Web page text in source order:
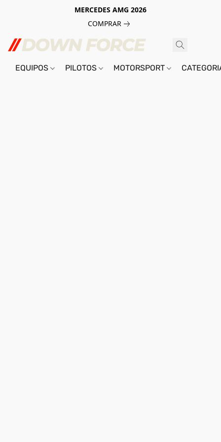
MERCEDES AMG 2026
COMPRAR
EQUIPOS PILOTOS MOTORSPORT